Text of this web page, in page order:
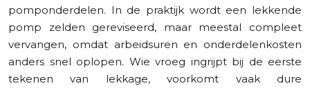
pomponderdelen. In de praktijk wordt een lekkende
pomp zelden gereviseerd, maar meestal compleet
vervangen, omdat arbeidsuren en onderdelenkosten
anders snel oplopen. Wie vroeg ingrijpt bij de eerste
tekenen van lekkage, voorkomt vaak dure